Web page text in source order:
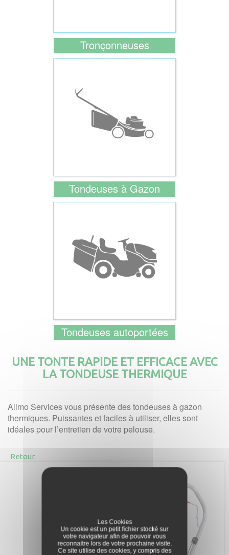
Tronçonneuses
Tondeuses à Gazon
Tondeuses autoportées
UNE TONTE RAPIDE ET EFFICACE AVEC
LA TONDEUSE THERMIQUE
Allmo Services vous présente des tondeuses à gazon
thermiques. Puissantes et faciles à utiliser, elles sont
idéales pour l’entretien de votre pelouse.
Retour
Les Cookies
Un cookie est un petit fichier stocké sur
votre navigateur afin de pouvoir vous
reconnaitre lors de votre prochaine visite.
Ce site utilise des cookies, y compris des